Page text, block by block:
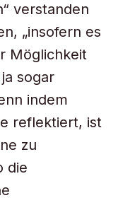
verstanden
„insofern es
Möglichkeit
sogar
indem
reflektiert, ist
zu
die